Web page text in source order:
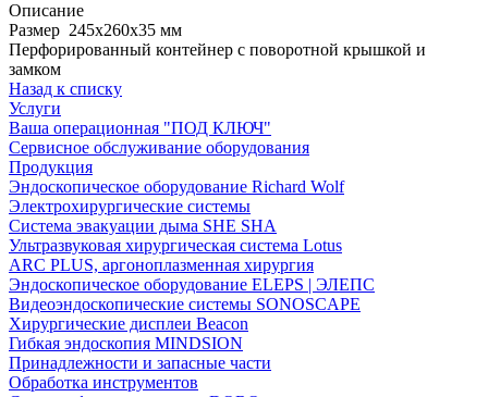
Описание
Размер 245х260х35 мм
Перфорированный контейнер с поворотной крышкой и
замком
Назад к списку
Услуги
Ваша операционная "ПОД КЛЮЧ"
Сервисное обслуживание оборудования
Продукция
Эндоскопическое оборудование Richard Wolf
Электрохирургические системы
Система эвакуации дыма SHE SHA
Ультразвуковая хирургическая система Lotus
ARC PLUS, аргоноплазменная хирургия
Эндоскопическое оборудование ELEPS | ЭЛЕПС
Видеоэндоскопические системы SONOSCAPE
Хирургические дисплеи Beacon
Гибкая эндоскопия MINDSION
Принадлежности и запасные части
Обработка инструментов